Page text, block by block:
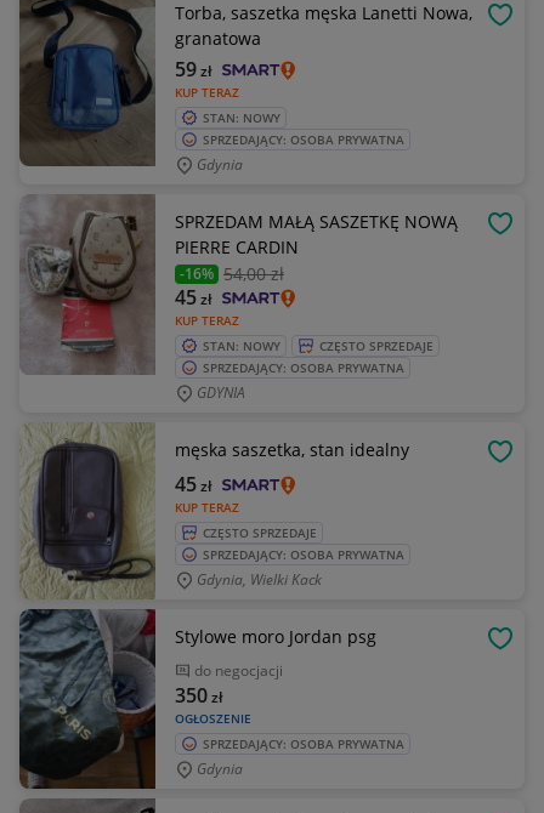
Torba, saszetka męska Lanetti Nowa,
granatowa
KUP TERAZ
59zł
STAN: NOWY
SPRZEDAJĄCY: OSOBA PRYWATNA
Gdynia
SPRZEDAM MAŁĄ SASZETKĘ NOWĄ
PIERRE CARDIN
-16% 54,00 zł
KUP TERAZ
45zł
STAN: NOWY
CZĘSTO SPRZEDAJE
SPRZEDAJĄCY: OSOBA PRYWATNA
GDYNIA
męska saszetka, stan idealny
KUP TERAZ
45zł
CZĘSTO SPRZEDAJE
SPRZEDAJĄCY: OSOBA PRYWATNA
Gdynia, Wielki Kack
Stylowe moro Jordan psg
do negocjacji
OGŁOSZENIE
350zł
SPRZEDAJĄCY: OSOBA PRYWATNA
Gdynia